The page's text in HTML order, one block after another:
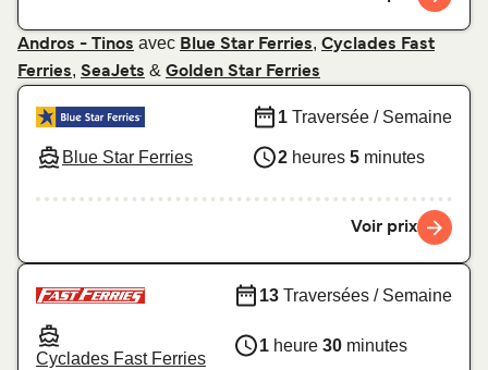
Andros - Tinos avec Blue Star Ferries, Cyclades Fast
Ferries, SeaJets & Golden Star Ferries
Blue Star Ferries
1 Traversée / Semaine
2 heures 5 minutes
Voir prix
Cyclades Fast Ferries
13 Traversées / Semaine
1 heure 30 minutes